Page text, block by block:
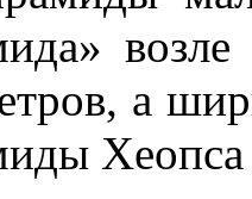
а
Хеопса